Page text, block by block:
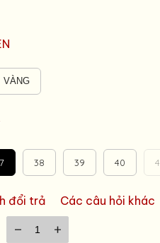
đổi trả Các câu hỏi khác
VÀNG
38 39 40